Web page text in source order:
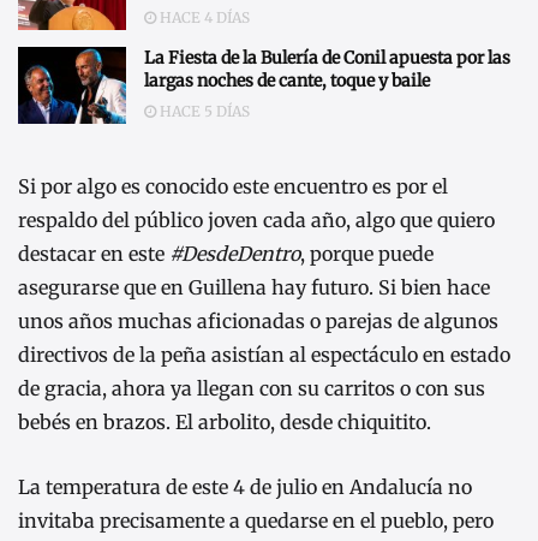
HACE 4 DÍAS
La Fiesta de la Bulería de Conil apuesta por las
largas noches de cante, toque y baile
HACE 5 DÍAS
Si por algo es conocido este encuentro es por el
respaldo del público joven cada año, algo que quiero
destacar en este #DesdeDentro, porque puede
asegurarse que en Guillena hay futuro. Si bien hace
unos años muchas aficionadas o parejas de algunos
directivos de la peña asistían al espectáculo en estado
de gracia, ahora ya llegan con su carritos o con sus
bebés en brazos. El arbolito, desde chiquitito.
La temperatura de este 4 de julio en Andalucía no
invitaba precisamente a quedarse en el pueblo, pero